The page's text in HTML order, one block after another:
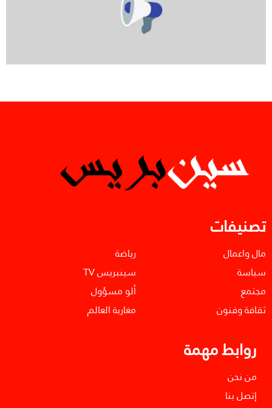
تصنيفات
مال واعمال
سياسة
مجتمع
ثقافة وفنون
رياضة
سينبريس TV
ألو مسؤول
مغاربة العالم
روابط مهمة
من نحن
إتصل بنا